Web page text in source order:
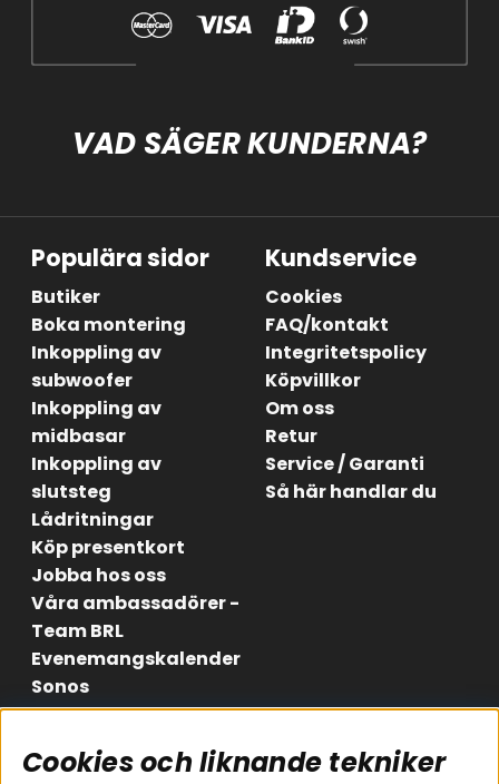
VAD SÄGER KUNDERNA?
Populära sidor
Butiker
Boka montering
Inkoppling av
subwoofer
Inkoppling av
midbasar
Inkoppling av
slutsteg
Lådritningar
Köp presentkort
Jobba hos oss
Våra ambassadörer -
Team BRL
Evenemangskalender
Sonos
Kundservice
Cookies
FAQ/kontakt
Integritetspolicy
Köpvillkor
Om oss
Retur
Service / Garanti
Så här handlar du
Områden Följ oss
Cookies och liknande tekniker